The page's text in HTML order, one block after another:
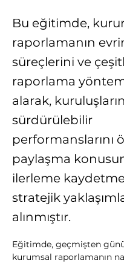
Bu eğitimde,
raporlamanın
süreçlerini ve
raporlama
alarak, kuruluşların
sürdürülebilir
performanslarını
paylaşma
ilerleme
stratejik
alınmıştır.
Eğitimde, geçmişten
kurumsal raporlamanın